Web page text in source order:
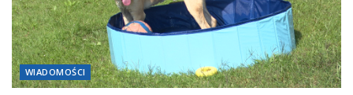
WIADOMOŚCI